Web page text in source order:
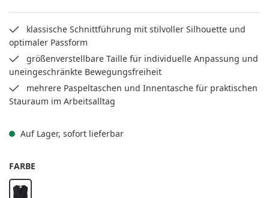
klassische Schnittführung mit stilvoller Silhouette und
optimaler Passform
größenverstellbare Taille für individuelle Anpassung und
uneingeschränkte Bewegungsfreiheit
mehrere Paspeltaschen und Innentasche für praktischen
Stauraum im Arbeitsalltag
Auf Lager, sofort lieferbar
FARBE